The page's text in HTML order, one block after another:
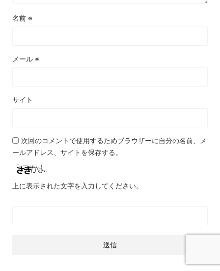
名前 ※
メール ※
サイト
次回のコメントで使用するためブラウザーに自分の名前、メ
ールアドレス、サイトを保存する。
上に表示された文字を入力してください。